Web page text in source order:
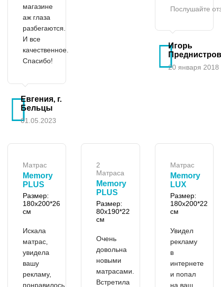
магазине
аж глаза
разбегаются.
И все
качественное.
Спасибо!
Евгения, г.
Бельцы
01.05.2023
Послушайте
Игорь
20 января 2018
Матрас
Memory
PLUS
Размер:
180x200*26
см
Искала
матрас,
увидела
вашу
рекламу,
понравилось
2
Матраса
Memory
PLUS
Размер:
80x190*22
см
Очень
довольна
новыми
матрасами.
Встретила
Матрас
Memory
LUX
Размер:
180x200*22
см
Увидел
рекламу
в
интернете
и попал
на ваш